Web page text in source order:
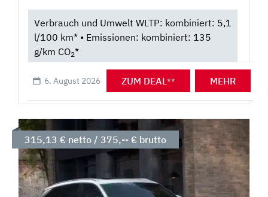
Verbrauch und Umwelt WLTP: kombiniert: 5,1
l/100 km* • Emissionen: kombiniert: 135
g/km CO2*
6. August 2026 ZUM DEAL** MEHR
315,13 € netto / 375,-- € brutto